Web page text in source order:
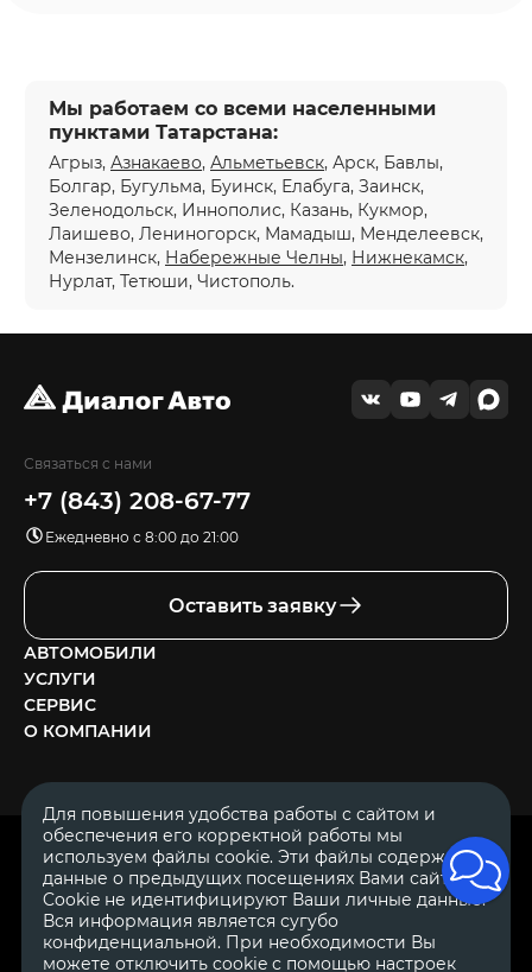
Мы работаем со всеми населенными
пунктами Татарстана:
Агрыз, Азнакаево, Альметьевск, Арск, Бавлы,
Болгар, Бугульма, Буинск, Елабуга, Заинск,
Зеленодольск, Иннополис, Казань, Кукмор,
Лаишево, Лениногорск, Мамадыш, Менделеевск,
Мензелинск, Набережные Челны, Нижнекамск,
Нурлат, Тетюши, Чистополь.
Связаться с нами
+7 (843) 208-67-77
Ежедневно с 8:00 до 21:00
Оставить заявку
АВТОМОБИЛИ
УСЛУГИ
СЕРВИС
О КОМПАНИИ
© 2007—2026 «Диалог Авто» — автосалон. Все права защищены.
Обращаем Ваше внимание на то, что данный Интернет-сайт
носит исключительно информационный характер и ни при
каких условиях не является публичной офертой, определяемой
ОГРН 1111644005153
ИНН 1644062657
Для повышения удобства работы с сайтом и
обеспечения его корректной работы мы
используем файлы cookie. Эти файлы содержат
данные о предыдущих посещениях Вами сайта.
Cookie не идентифицируют Ваши личные данные.
Вся информация является сугубо
конфиденциальной. При необходимости Вы
можете отключить cookie с помощью настроек